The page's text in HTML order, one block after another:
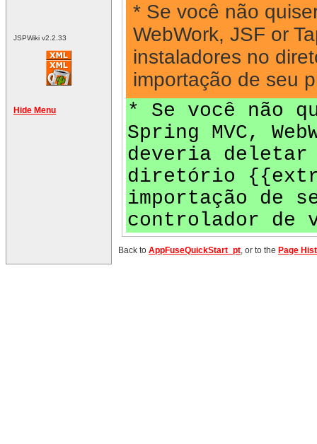
JSPWiki v2.2.33
Hide Menu
* Se você não
WebWork, JSF or
instaladores no
importação de seu
* Se você não
Spring MVC,
deveria deletar
diretório
importação de
controlador de
Back to AppFuseQuickStart_pt, or to the Page